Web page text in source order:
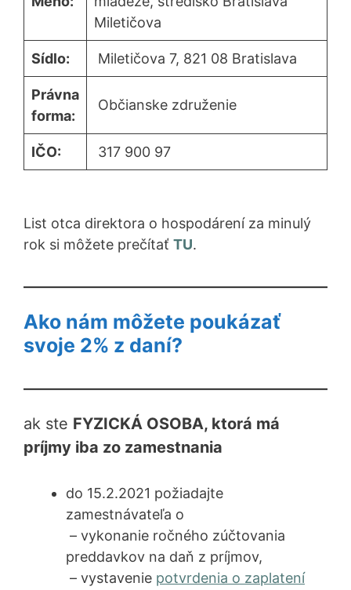
Miletičova
Sídlo: Miletičova 7, 821 08 Bratislava
Právna
forma:
Občianske združenie
IČO: 317 900 97
List otca direktora o hospodárení za minulý
rok si môžete prečítať TU.
Ako nám môžete poukázať
svoje 2% z daní?
ak ste FYZICKÁ OSOBA, ktorá má
príjmy iba zo zamestnania
do 15.2.2021 požiadajte
zamestnávateľa o
– vykonanie ročného zúčtovania
preddavkov na daň z príjmov,
– vystavenie potvrdenia o zaplatení